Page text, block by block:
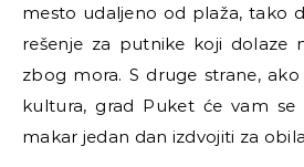
mesto udaljeno od plaža, tako
rešenje za putnike koji dolaze
zbog mora. S druge strane,
kultura, grad Puket će vam
makar jedan dan izdvojiti za